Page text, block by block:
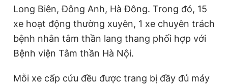
Long Biên, Đông Anh, Hà Đông. Trong đó, 15
xe hoạt động thường xuyên, 1 xe chuyên trách
bệnh nhân tâm thần lang thang phối hợp với
Bệnh viện Tâm thần Hà Nội.
Mỗi xe cấp cứu đều được trang bị đầy đủ máy